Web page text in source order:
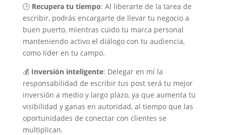
🕒 Recupera tu tiempo: Al liberarte de la tarea de
escribir, podrás encargarte de llevar tu negocio a
buen puerto, mientras cuido tu marca personal
manteniendo activo el diálogo con tu audiencia,
como líder en tu campo.
💰 Inversión inteligente: Delegar en mí la
responsabilidad de escribir tus post será tu mejor
inversión a medio y largo plazo, ya que aumenta tu
visibilidad y ganas en autoridad, al tiempo que las
oportunidades de conectar con clientes se
multiplican.